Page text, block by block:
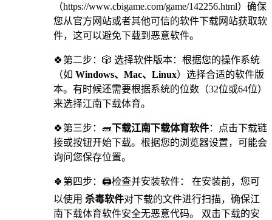
（https://www.cbigame.com/game/142256.html）确保
您从官方网站或者其他可信的软件下载网站获取软
件，这可以避免下载到恶意软件。
🍀第二步：🎲 选择软件版本：根据您的操作系统
（如 Windows、Mac、Linux）选择合适的软件版
本。有时候还需要根据系统的位数（32位或64位）
来选择江南下载体育。
🍀第三步：🧱下载江南下载体育软件：点击下载链
接或按钮开始下载。根据您的浏览器设置，可能会
询问您保存位置。
🍀第四步：🖨检查并安装软件： 在安装前，您可
以使用 杀毒软件对下载的文件进行扫描，确保江
南下载体育软件安全无恶意代码。 双击下载的安